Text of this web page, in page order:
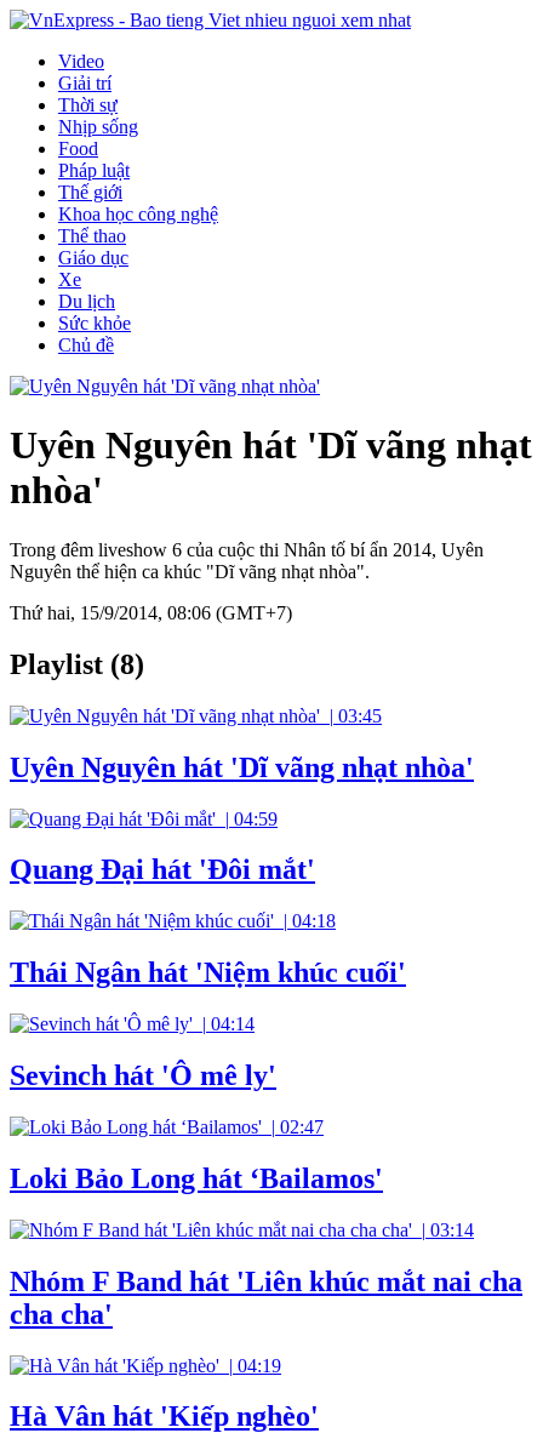
Video
Giải trí
Thời sự
Nhịp sống
Food
Pháp luật
Thế giới
Khoa học công nghệ
Thể thao
Giáo dục
Xe
Du lịch
Sức khỏe
Chủ đề
Uyên Nguyên hát 'Dĩ vãng nhạt
nhòa'
Trong đêm liveshow 6 của cuộc thi Nhân tố bí ẩn 2014, Uyên
Nguyên thể hiện ca khúc "Dĩ vãng nhạt nhòa".
Thứ hai, 15/9/2014, 08:06 (GMT+7)
Playlist (8)
| 03:45
Uyên Nguyên hát 'Dĩ vãng nhạt nhòa'
| 04:59
Quang Đại hát 'Đôi mắt'
| 04:18
Thái Ngân hát 'Niệm khúc cuối'
| 04:14
Sevinch hát 'Ô mê ly'
| 02:47
Loki Bảo Long hát ‘Bailamos'
| 03:14
Nhóm F Band hát 'Liên khúc mắt nai cha
cha cha'
| 04:19
Hà Vân hát 'Kiếp nghèo'